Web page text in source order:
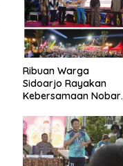
Ribuan Warga
Sidoarjo Rayakan
Kebersamaan Nobar
Bersama Bupati
Subandi dan
Forkopimda